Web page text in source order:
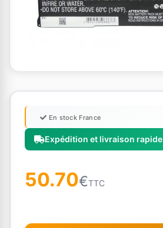
Expédition et livraison rapide
En stock France
50.70€TTC